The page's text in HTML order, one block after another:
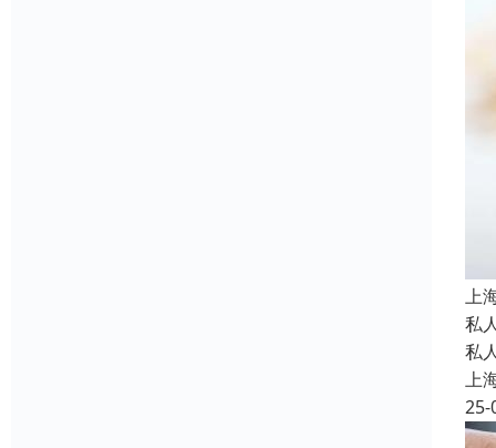
上
私
私
上
25-